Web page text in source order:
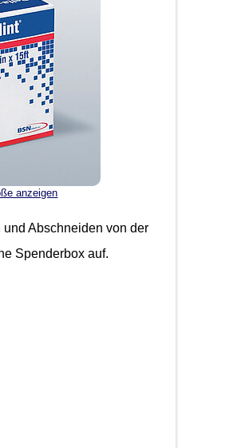
anzeigen
Abschneiden von der
Spenderbox auf.